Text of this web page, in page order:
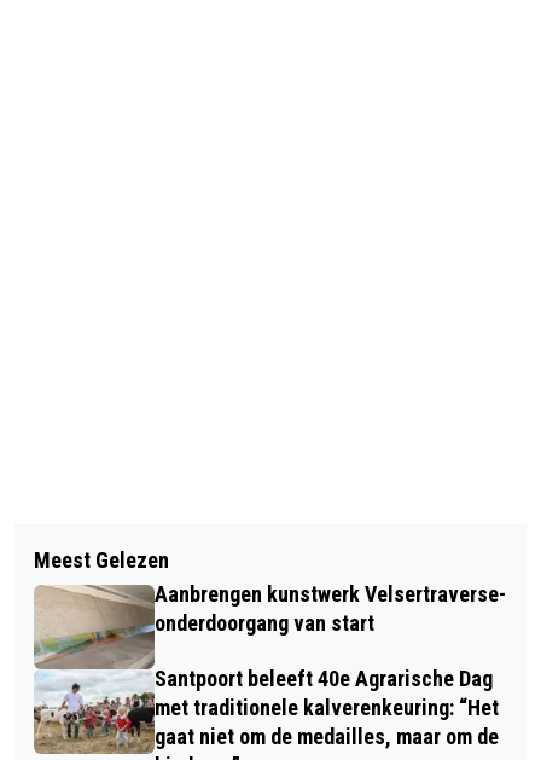
IJMOND-ROCK IN CAFÉ DE ZON
TIJDENS AFTERPARTY RORY
GALLAGHER TRIBUTE
NOSTALGIE MET DRUMMER PIM DE
BOER VAN HAARLEMSE
POPFORMATIE THE WHISKERS (1962-
1970)
Meest Gelezen
Aanbrengen kunstwerk Velsertraverse-
onderdoorgang van start
Santpoort beleeft 40e Agrarische Dag
met traditionele kalverenkeuring: “Het
gaat niet om de medailles, maar om de